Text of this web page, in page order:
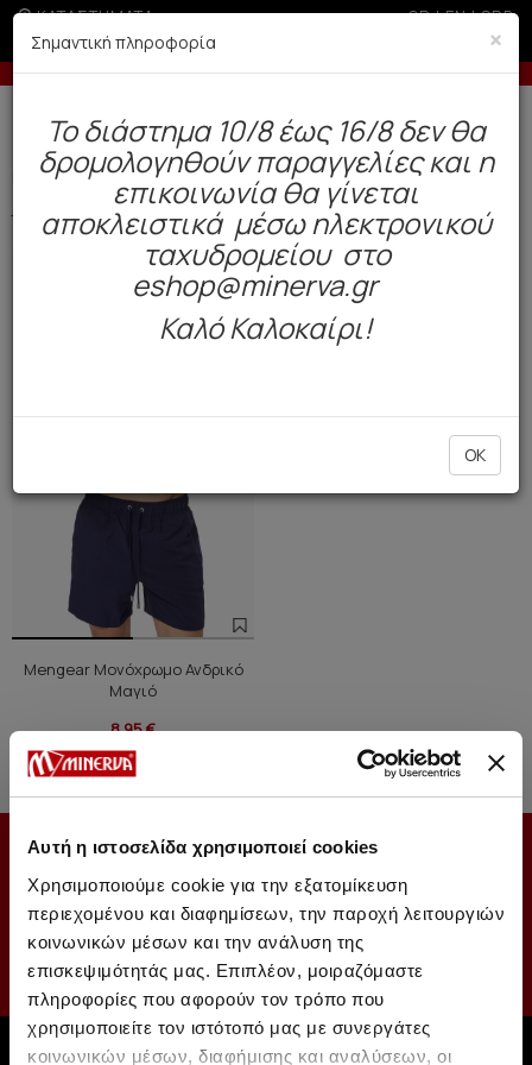
Αυτή η ιστοσελίδα χρησιμοποιεί cookies
Χρησιμοποιούμε cookie για την εξατομίκευση
περιεχομένου και διαφημίσεων, την παροχή λειτουργιών
κοινωνικών μέσων και την ανάλυση της
επισκεψιμότητάς μας. Επιπλέον, μοιραζόμαστε
πληροφορίες που αφορούν τον τρόπο που
χρησιμοποιείτε τον ιστότοπό μας με συνεργάτες
κοινωνικών μέσων, διαφήμισης και αναλύσεων, οι
ΚΑΤΑΣΤΗΜΑΤΑ GR|EN|SRB
Έως 6 άτοκες δόσεις με πιστωτική άνω των 100€
Δωρεάν αποστολή άνω των 49€. Παράδοση σε 3-5 εργάσιμες.
BAZAAR Ανδρας
Μαγιό (1)
Φίλτρα
ΤΑΞΙΝΟΜΗΣΗ ΑΝΑ
HOT OFFER
Mengear Μονόχρωμο Ανδρικό
Μαγιό
8,95 €
ΕΓΓΡΑΦΕΙΤΕ ΚΑΙ ΕΣΕΙΣ ΣΤΟ NEWSLETTER ΜΑΣ
×
Σημαντική πληροφορία
To διάστημα 10/8 έως 16/8 δεν θα
δρομολογηθούν παραγγελίες και η
επικοινωνία θα γίνεται
αποκλειστικά μέσω ηλεκτρονικού
ταχυδρομείου στο
eshop@minerva.gr
Καλό Καλοκαίρι!
OK